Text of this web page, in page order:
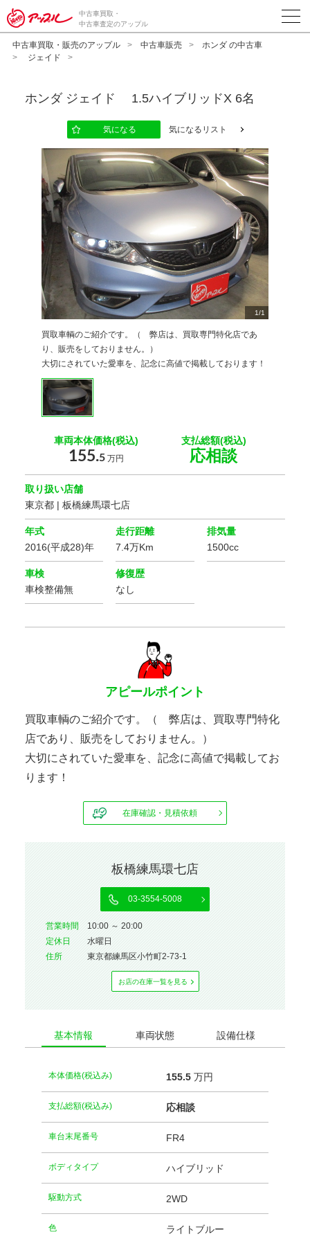
中古車買取・
中古車査定のアップル
中古車買取・販売のアップル 中古車販売
ホンダ の中古車
ジェイド
ホンダ ジェイド 1.5ハイブリッドX 6名
気になる 気になるリスト
1/1
買取車輌のご紹介です。（ 弊店は、買取専門特化店であ
り、販売をしておりません。）
大切にされていた愛車を、記念に高値で掲載しております！
車両本体価格(税込)
155.5 万円
支払総額(税込)
応相談
取り扱い店舗
東京都 | 板橋練馬環七店
年式
2016(平成28)年
走行距離
7.4万Km
排気量
1500cc
車検
車検整備無
修復歴
なし
アピールポイント
買取車輌のご紹介です。（ 弊店は、買取専門特化
店であり、販売をしておりません。）
大切にされていた愛車を、記念に高値で掲載してお
ります！
在庫確認・見積依頼
板橋練馬環七店
03-3554-5008
営業時間
10:00 ～ 20:00
定休⽇
水曜日
住所
東京都練馬区小竹町2-73-1
お店の在庫⼀覧を⾒る
基本情報 車両状態 設備仕様
本体価格(税込み) 155.5万円
支払総額(税込み) 応相談
車台末尾番号 FR4
ボディタイプ ハイブリッド
駆動方式 2WD
⾊ ライトブルー